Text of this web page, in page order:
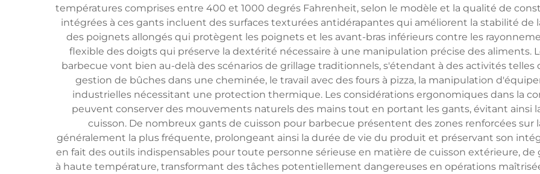
températures comprises entre 400 et 1000 degrés Fahrenheit, selon le modèle et la qualité de
intégrées à ces gants incluent des surfaces texturées antidérapantes qui améliorent la stabilité de
des poignets allongés qui protègent les poignets et les avant-bras inférieurs contre les
flexible des doigts qui préserve la dextérité nécessaire à une manipulation précise des aliments.
barbecue vont bien au-delà des scénarios de grillage traditionnels, s'étendant à des activités
gestion de bûches dans une cheminée, le travail avec des fours à pizza, la manipulation
industrielles nécessitant une protection thermique. Les considérations ergonomiques dans la
peuvent conserver des mouvements naturels des mains tout en portant les gants, évitant ainsi
cuisson. De nombreux gants de cuisson pour barbecue présentent des zones renforcées sur
généralement la plus fréquente, prolongeant ainsi la durée de vie du produit et préservant son
en fait des outils indispensables pour toute personne sérieuse en matière de cuisson extérieure,
à haute température, transformant des tâches potentiellement dangereuses en opérations